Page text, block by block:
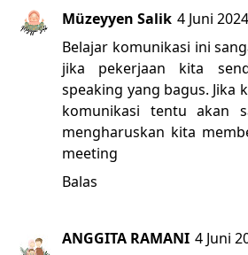
Müzeyyen Salik 4 Juni
Belajar komunikasi ini
jika pekerjaan kita
speaking yang bagus. Jika
komunikasi tentu akan
mengharuskan kita
meeting
Balas
ANGGITA RAMANI 4 Juni